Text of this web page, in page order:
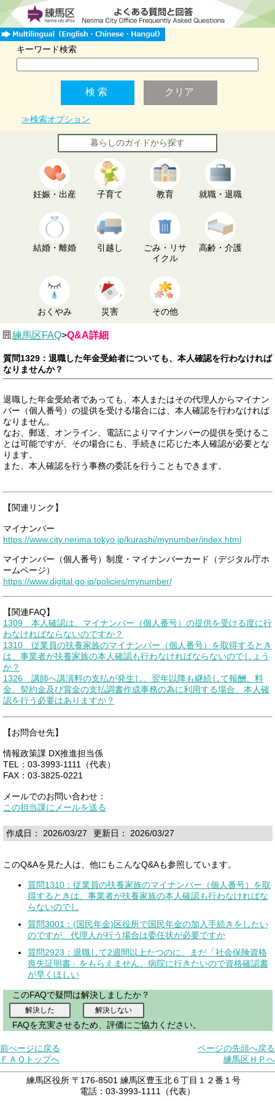
キーワード検索
≫検索オプション
暮らしのガイドから探す
妊娠・出産 子育て 教育 就職・退職
結婚・離婚 引越し
ごみ・リサ
イクル
高齢・介護
おくやみ 災害 その他
練馬区FAQ>Q&A詳細
質問1329：退職した年金受給者についても、本人確認を行わなければ
なりませんか？
退職した年金受給者であっても、本人またはその代理人からマイナン
バー（個人番号）の提供を受ける場合には、本人確認を行わなければ
なりません。
なお、郵送、オンライン、電話によりマイナンバーの提供を受けるこ
とは可能ですが、その場合にも、手続きに応じた本人確認が必要とな
ります。
また、本人確認を行う事務の委託を行うこともできます。
【関連リンク】
マイナンバー
https://www.city.nerima.tokyo.jp/kurashi/mynumber/index.html
マイナンバー（個人番号）制度・マイナンバーカード（デジタル庁ホ
ームページ）
https://www.digital.go.jp/policies/mynumber/
【関連FAQ】
1309 本人確認は、マイナンバー（個人番号）の提供を受ける度に行
わなければならないのですか？
1310 従業員の扶養家族のマイナンバー（個人番号）を取得するとき
は、事業者が扶養家族の本人確認も行わなければならないのでしょう
か？
1326 講師へ講演料の支払が発生し、翌年以降も継続して報酬、料
金、契約金及び賞金の支払調書作成事務の為に利用する場合、本人確
認を行う必要はありますか？
【お問合せ先】
情報政策課 DX推進担当係
TEL：03-3993-1111（代表）
FAX：03-3825-0221
メールでのお問い合わせ：
この担当課にメールを送る
作成日： 2026/03/27 更新日： 2026/03/27
このQ&Aを見た人は、他にもこんなQ&Aも参照しています。
質問1310：従業員の扶養家族のマイナンバー（個人番号）を取
得するときは、事業者が扶養家族の本人確認も行わなければな
らないのでし
質問3001：(国民年金)区役所で国民年金の加入手続きをしたい
のですが、代理人が行う場合は委任状が必要ですか
質問2923：退職して2週間以上たつのに、まだ「社会保険資格
喪失証明書」をもらえません。病院に行きたいので資格確認書
が早くほしい
このFAQで疑問は解決しましたか？
FAQを充実させるため、評価にご協力ください。
前ぺージに戻る
ページの先頭へ戻る
ＦＡＱトップへ
練馬区ＨＰへ
練馬区役所 〒176-8501 練馬区豊玉北６丁目１２番１号
電話：03-3993-1111（代表）